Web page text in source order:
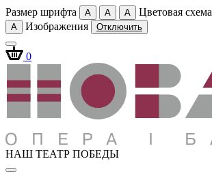
Размер шрифта A A A Цветовая схема
A
Изображения Отключить
0
НАШ ТЕАТР ПОБЕДЫ